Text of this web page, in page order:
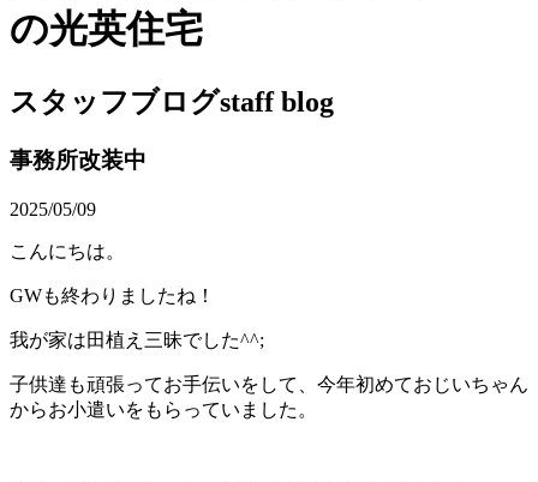
の光英住宅
スタッフブログstaff blog
事務所改装中
2025/05/09
こんにちは。
GWも終わりましたね！
我が家は田植え三昧でした^^;
子供達も頑張ってお手伝いをして、今年初めておじいちゃん
からお小遣いをもらっていました。